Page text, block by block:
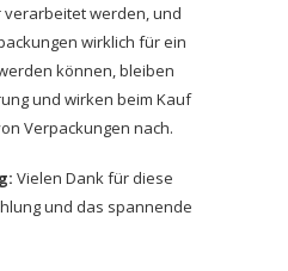
verarbeitet werden, und
wirklich für ein
können, bleiben
und wirken beim Kauf
Verpackungen nach.
Vielen Dank für diese
und das spannende